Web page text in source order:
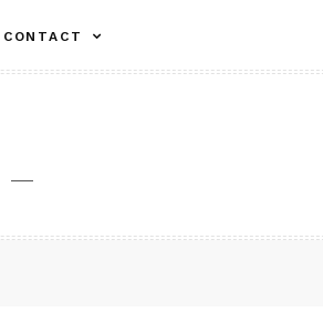
CONTACT